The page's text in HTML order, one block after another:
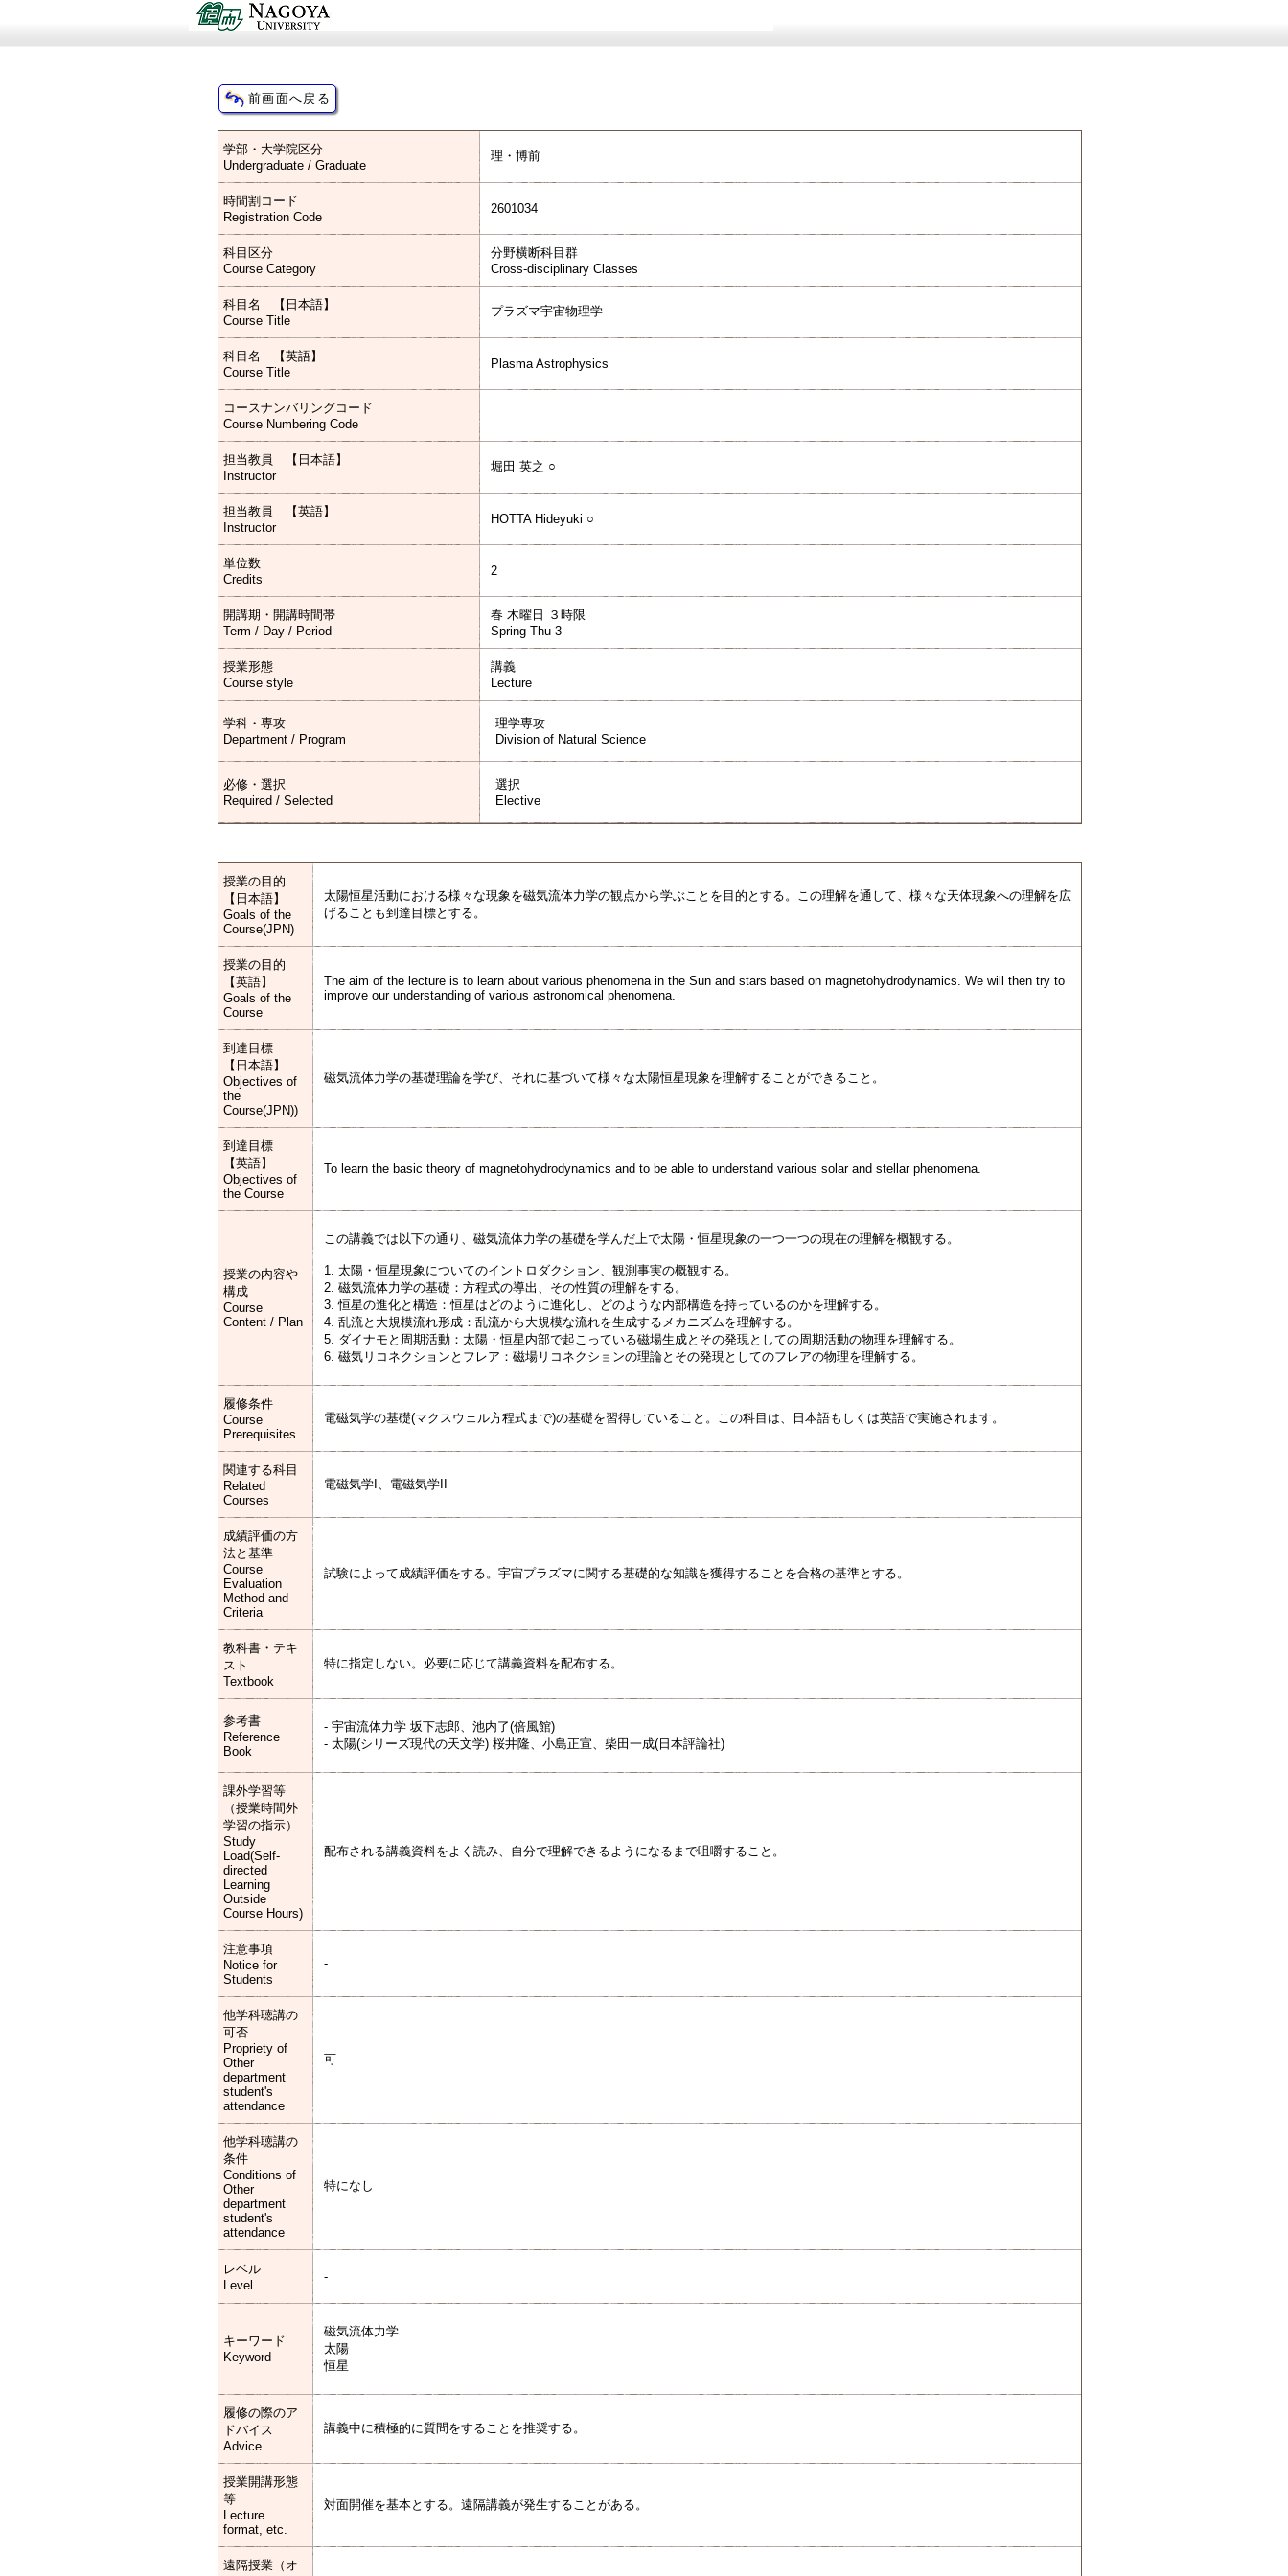
学部・大学院区分
Undergraduate / Graduate
理・博前
時間割コード
Registration Code
2601034
科目区分
Course Category
分野横断科目群
Cross-disciplinary Classes
科目名 【日本語】
Course Title
プラズマ宇宙物理学
科目名 【英語】
Course Title
Plasma Astrophysics
コースナンバリングコード
Course Numbering Code
担当教員 【日本語】
Instructor
堀田 英之 ○
担当教員 【英語】
Instructor
HOTTA Hideyuki ○
単位数
Credits
2
開講期・開講時間帯
Term / Day / Period
春 木曜日 ３時限
Spring Thu 3
授業形態
Course style
講義
Lecture
学科・専攻
Department / Program
理学専攻
Division of Natural Science
必修・選択
Required / Selected
選択
Elective
授業の目的
【日本語】
Goals of the
Course(JPN)
太陽恒星活動における様々な現象を磁気流体力学の観点から学ぶことを目的とする。この理解を通して、様々な天体現象への理解を広
げることも到達目標とする。
授業の目的
【英語】
Goals of the
Course
The aim of the lecture is to learn about various phenomena in the Sun and stars based on magnetohydrodynamics. We will then try to
improve our understanding of various astronomical phenomena.
到達目標
【日本語】
Objectives of
the
Course(JPN))
磁気流体力学の基礎理論を学び、それに基づいて様々な太陽恒星現象を理解することができること。
到達目標
【英語】
Objectives of
the Course
To learn the basic theory of magnetohydrodynamics and to be able to understand various solar and stellar phenomena.
授業の内容や
構成
Course
Content / Plan
この講義では以下の通り、磁気流体力学の基礎を学んだ上で太陽・恒星現象の一つ一つの現在の理解を概観する。
1. 太陽・恒星現象についてのイントロダクション、観測事実の概観する。
2. 磁気流体力学の基礎：方程式の導出、その性質の理解をする。
3. 恒星の進化と構造：恒星はどのように進化し、どのような内部構造を持っているのかを理解する。
4. 乱流と大規模流れ形成：乱流から大規模な流れを生成するメカニズムを理解する。
5. ダイナモと周期活動：太陽・恒星内部で起こっている磁場生成とその発現としての周期活動の物理を理解する。
6. 磁気リコネクションとフレア：磁場リコネクションの理論とその発現としてのフレアの物理を理解する。
履修条件
Course
Prerequisites
電磁気学の基礎(マクスウェル方程式まで)の基礎を習得していること。この科目は、日本語もしくは英語で実施されます。
関連する科目
Related
Courses
電磁気学I、電磁気学II
成績評価の方
法と基準
Course
Evaluation
Method and
Criteria
試験によって成績評価をする。宇宙プラズマに関する基礎的な知識を獲得することを合格の基準とする。
教科書・テキ
スト
Textbook
特に指定しない。必要に応じて講義資料を配布する。
参考書
Reference
Book
- 宇宙流体力学 坂下志郎、池内了(倍風館)
- 太陽(シリーズ現代の天文学) 桜井隆、小島正宣、柴田一成(日本評論社)
課外学習等
（授業時間外
学習の指示）
Study
Load(Self-
directed
Learning
Outside
Course Hours)
配布される講義資料をよく読み、自分で理解できるようになるまで咀嚼すること。
注意事項
Notice for
Students
-
他学科聴講の
可否
Propriety of
Other
department
student's
attendance
可
他学科聴講の
条件
Conditions of
Other
department
student's
attendance
特になし
レベル
Level
-
キーワード
Keyword
磁気流体力学
太陽
恒星
履修の際のア
ドバイス
Advice
講義中に積極的に質問をすることを推奨する。
授業開講形態
等
Lecture
format, etc.
対面開催を基本とする。遠隔講義が発生することがある。
遠隔授業（オ